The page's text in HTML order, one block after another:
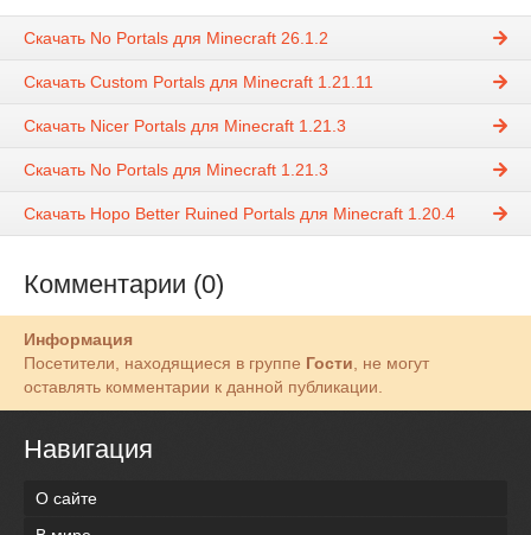
Скачать No Portals для Minecraft 26.1.2
Скачать Custom Portals для Minecraft 1.21.11
Скачать Nicer Portals для Minecraft 1.21.3
Скачать No Portals для Minecraft 1.21.3
Скачать Hopo Better Ruined Portals для Minecraft 1.20.4
Комментарии (0)
Информация
Посетители, находящиеся в группе Гости , не могут
оставлять комментарии к данной публикации.
Навигация
О сайте